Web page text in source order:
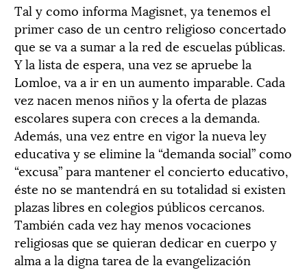
Tal y como informa Magisnet, ya tenemos el
primer caso de un centro religioso concertado
que se va a sumar a la red de escuelas públicas.
Y la lista de espera, una vez se apruebe la
Lomloe, va a ir en un aumento imparable. Cada
vez nacen menos niños y la oferta de plazas
escolares supera con creces a la demanda.
Además, una vez entre en vigor la nueva ley
educativa y se elimine la “demanda social” como
“excusa” para mantener el concierto educativo,
éste no se mantendrá en su totalidad si existen
plazas libres en colegios públicos cercanos.
También cada vez hay menos vocaciones
religiosas que se quieran dedicar en cuerpo y
alma a la digna tarea de la evangelización